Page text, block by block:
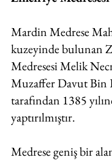
Mardin Medrese
kuzeyinde bulunan
Medresesi Melik
Muzaffer Davut Bin
tarafından 1385
yaptırılmıştır.
Medrese geniş bir